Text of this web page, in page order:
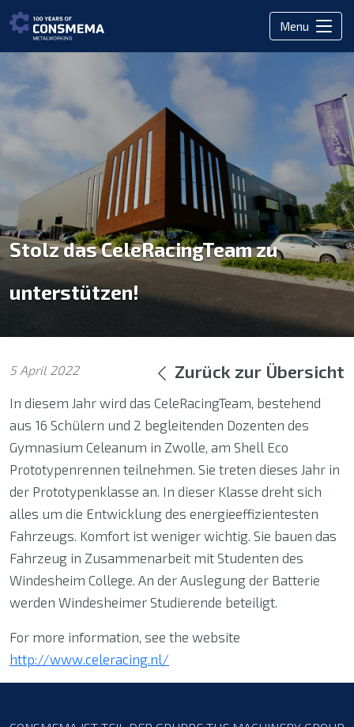
Menu
Stolz das CeleRacingTeam zu
unterstützen!
Zurück zur Übersicht
5 April 2022
In diesem Jahr wird das CeleRacingTeam, bestehend
aus 16 Schülern und 2 begleitenden Dozenten des
Gymnasium Celeanum in Zwolle, am Shell Eco
Prototypenrennen teilnehmen. Sie treten dieses Jahr in
der Prototypenklasse an. In dieser Klasse dreht sich
alles um die Entwicklung des energieeffizientesten
Fahrzeugs. Komfort ist weniger wichtig. Sie bauen das
Fahrzeug in Zusammenarbeit mit Studenten des
Windesheim College. An der Auslegung der Batterie
werden Windesheimer Studierende beteiligt.
For more information, see the website
http://www.celeracing.nl/